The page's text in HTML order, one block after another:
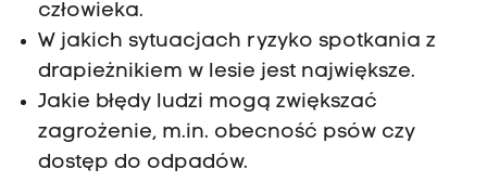
człowieka.
W jakich sytuacjach ryzyko spotkania z
drapieżnikiem w lesie jest największe.
Jakie błędy ludzi mogą zwiększać
zagrożenie, m.in. obecność psów czy
dostęp do odpadów.